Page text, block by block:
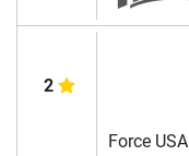
2
Force